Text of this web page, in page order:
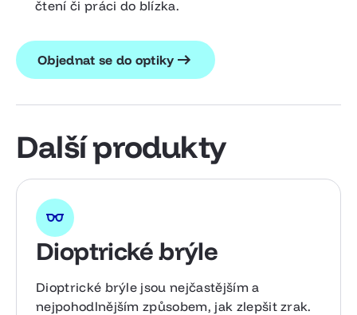
čtení či práci do blízka.
Objednat se do optiky
Další produkty
Dioptrické brýle
Dioptrické brýle jsou nejčastějším a
nejpohodlnějším způsobem, jak zlepšit zrak.